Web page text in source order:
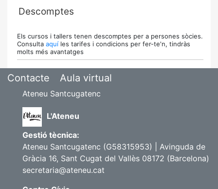
Descomptes
Els cursos i tallers tenen descomptes per a persones sòcies.
Consulta aquí les tarifes i condicions per fer-te'n, tindràs
molts més avantatges
Contacte Aula virtual
Ateneu Santcugatenc
L'Ateneu
Gestió tècnica:
Ateneu Santcugatenc (G58315953) | Avinguda de
Gràcia 16, Sant Cugat del Vallès 08172 (Barcelona)
secretaria@ateneu.cat